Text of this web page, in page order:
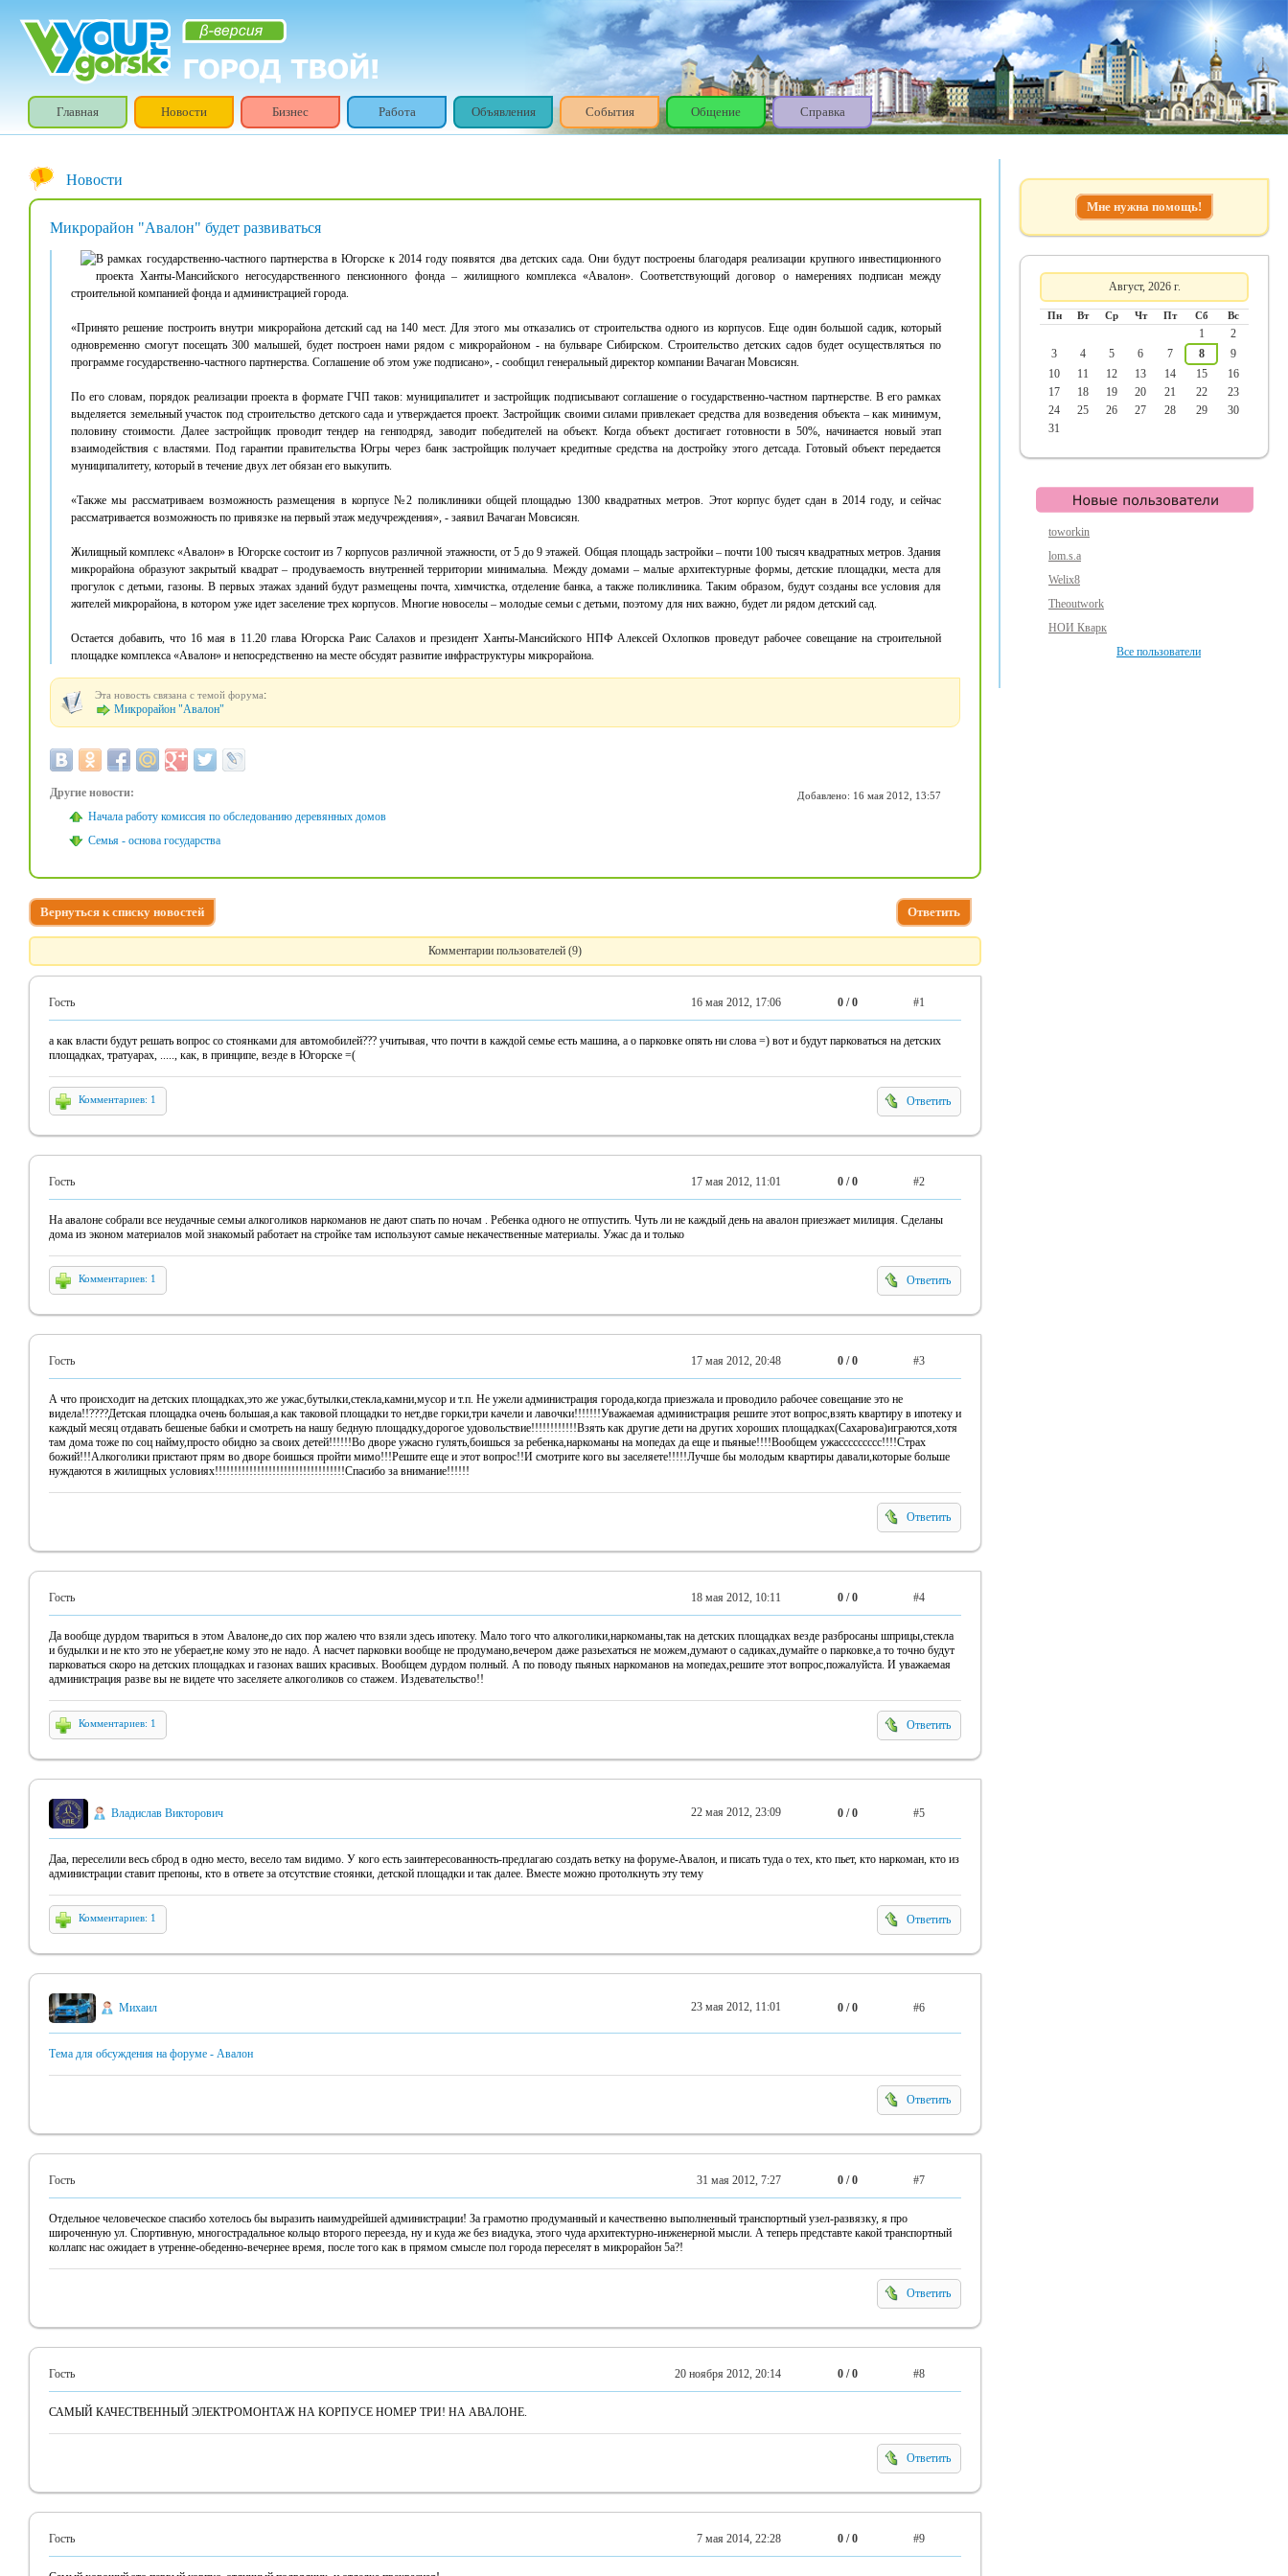
Главная Новости Бизнес Работа Объявления События Общение Справка
Новости
Микрорайон "Авалон" будет развиваться
В рамках государственно-частного партнерства в Югорске к 2014 году появятся два детских сада. Они будут построены благодаря реализации крупного инвестиционного
проекта Ханты-Мансийского негосударственного пенсионного фонда – жилищного комплекса «Авалон». Соответствующий договор о намерениях подписан между
строительной компанией фонда и администрацией города.
«Принято решение построить внутри микрорайона детский сад на 140 мест. Для этого мы отказались от строительства одного из корпусов. Еще один большой садик, который
одновременно смогут посещать 300 малышей, будет построен нами рядом с микрорайоном - на бульваре Сибирском. Строительство детских садов будет осуществляться по
программе государственно-частного партнерства. Соглашение об этом уже подписано», - сообщил генеральный директор компании Вачаган Мовсисян.
По его словам, порядок реализации проекта в формате ГЧП таков: муниципалитет и застройщик подписывают соглашение о государственно-частном партнерстве. В его рамках
выделяется земельный участок под строительство детского сада и утверждается проект. Застройщик своими силами привлекает средства для возведения объекта – как минимум,
половину стоимости. Далее застройщик проводит тендер на генподряд, заводит победителей на объект. Когда объект достигает готовности в 50%, начинается новый этап
взаимодействия с властями. Под гарантии правительства Югры через банк застройщик получает кредитные средства на достройку этого детсада. Готовый объект передается
муниципалитету, который в течение двух лет обязан его выкупить.
«Также мы рассматриваем возможность размещения в корпусе №2 поликлиники общей площадью 1300 квадратных метров. Этот корпус будет сдан в 2014 году, и сейчас
рассматривается возможность по привязке на первый этаж медучреждения», - заявил Вачаган Мовсисян.
Жилищный комплекс «Авалон» в Югорске состоит из 7 корпусов различной этажности, от 5 до 9 этажей. Общая площадь застройки – почти 100 тысяч квадратных метров. Здания
микрорайона образуют закрытый квадрат – продуваемость внутренней территории минимальна. Между домами – малые архитектурные формы, детские площадки, места для
прогулок с детьми, газоны. В первых этажах зданий будут размещены почта, химчистка, отделение банка, а также поликлиника. Таким образом, будут созданы все условия для
жителей микрорайона, в котором уже идет заселение трех корпусов. Многие новоселы – молодые семьи с детьми, поэтому для них важно, будет ли рядом детский сад.
Остается добавить, что 16 мая в 11.20 глава Югорска Раис Салахов и президент Ханты-Мансийского НПФ Алексей Охлопков проведут рабочее совещание на строительной
площадке комплекса «Авалон» и непосредственно на месте обсудят развитие инфраструктуры микрорайона.
Эта новость связана с темой форума:
Микрорайон "Авалон"
Добавлено: 16 мая 2012, 13:57
Другие новости:
Начала работу комиссия по обследованию деревянных домов
Семья - основа государства
Вернуться к списку новостей Ответить
Комментарии пользователей (9)
Гость 16 мая 2012, 17:06 0 / 0 #1
а как власти будут решать вопрос со стоянками для автомобилей??? учитывая, что почти в каждой семье есть машина, а о парковке опять ни слова =) вот и будут парковаться на детских
площадках, тратуарах, ....., как, в принципе, везде в Югорске =(
Комментариев: 1 Ответить
Гость 17 мая 2012, 11:01 0 / 0 #2
На авалоне собрали все неудачные семьи алкоголиков наркоманов не дают спать по ночам . Ребенка одного не отпустить. Чуть ли не каждый день на авалон приезжает милиция. Сделаны
дома из эконом материалов мой знакомый работает на стройке там используют самые некачественные материалы. Ужас да и только
Комментариев: 1 Ответить
Гость 17 мая 2012, 20:48 0 / 0 #3
А что происходит на детских площадках,это же ужас,бутылки,стекла,камни,мусор и т.п. Не ужели администрация города,когда приезжала и проводило рабочее совещание это не
видела!!????Детская площадка очень большая,а как таковой площадки то нет,две горки,три качели и лавочки!!!!!!!Уважаемая администрация решите этот вопрос,взять квартиру в ипотеку и
каждый месяц отдавать бешеные бабки и смотреть на нашу бедную площадку,дорогое удовольствие!!!!!!!!!!!!Взять как другие дети на других хороших площадках(Сахарова)играются,хотя
там дома тоже по соц найму,просто обидно за своих детей!!!!!!Во дворе ужасно гулять,боишься за ребенка,наркоманы на мопедах да еще и пьяные!!!!Вообщем ужассссссссс!!!!Страх
божий!!!Алкоголики пристают прям во дворе боишься пройти мимо!!!Решите еще и этот вопрос!!И смотрите кого вы заселяете!!!!!Лучше бы молодым квартиры давали,которые больше
нуждаются в жилищных условиях!!!!!!!!!!!!!!!!!!!!!!!!!!!!!!!!!!Спасибо за внимание!!!!!!
Ответить
Гость 18 мая 2012, 10:11 0 / 0 #4
Да вообще дурдом твариться в этом Авалоне,до сих пор жалею что взяли здесь ипотеку. Мало того что алкоголики,наркоманы,так на детских площадках везде разбросаны шприцы,стекла
и будылки и не кто это не уберает,не кому это не надо. А насчет парковки вообще не продумано,вечером даже разьехаться не можем,думают о садиках,думайте о парковке,а то точно будут
парковаться скоро на детских площадках и газонах ваших красивых. Вообщем дурдом полный. А по поводу пьяных наркоманов на мопедах,решите этот вопрос,пожалуйста. И уважаемая
администрация разве вы не видете что заселяете алкоголиков со стажем. Издевательство!!
Комментариев: 1 Ответить
Владислав Викторович 22 мая 2012, 23:09 0 / 0 #5
Даа, переселили весь сброд в одно место, весело там видимо. У кого есть заинтересованность-предлагаю создать ветку на форуме-Авалон, и писать туда о тех, кто пьет, кто наркоман, кто из
администрации ставит препоны, кто в ответе за отсутствие стоянки, детской площадки и так далее. Вместе можно протолкнуть эту тему
Комментариев: 1 Ответить
Михаил 23 мая 2012, 11:01 0 / 0 #6
Тема для обсуждения на форуме - Авалон
Ответить
Гость 31 мая 2012, 7:27 0 / 0 #7
Отдельное человеческое спасибо хотелось бы выразить наимудрейшей администрации! За грамотно продуманный и качественно выполненный транспортный узел-развязку, я про
широченную ул. Спортивную, многострадальное кольцо второго переезда, ну и куда же без виадука, этого чуда архитектурно-инженерной мысли. А теперь представте какой транспортный
коллапс нас ожидает в утренне-обеденно-вечернее время, после того как в прямом смысле пол города переселят в микрорайон 5а?!
Ответить
Гость 20 ноября 2012, 20:14 0 / 0 #8
САМЫЙ КАЧЕСТВЕННЫЙ ЭЛЕКТРОМОНТАЖ НА КОРПУСЕ НОМЕР ТРИ! НА АВАЛОНЕ.
Ответить
Гость 7 мая 2014, 22:28 0 / 0 #9
Мне нужна помощь!
Август, 2026 г.
Пн Вт Ср Чт Пт Сб Вс
1
2
3
4 5 6 7 8
9
10
11 12 13 14 15
16
17
18 19 20 21 22
23
24
25 26 27 28 29
30
31
toworkin
lom.s.a
Welix8
Theoutwork
НОИ Кварк
Все пользователи